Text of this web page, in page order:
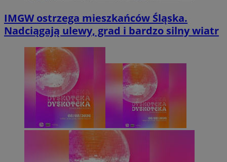
IMGW ostrzega mieszkańców Śląska.
Nadciągają ulewy, grad i bardzo silny wiatr